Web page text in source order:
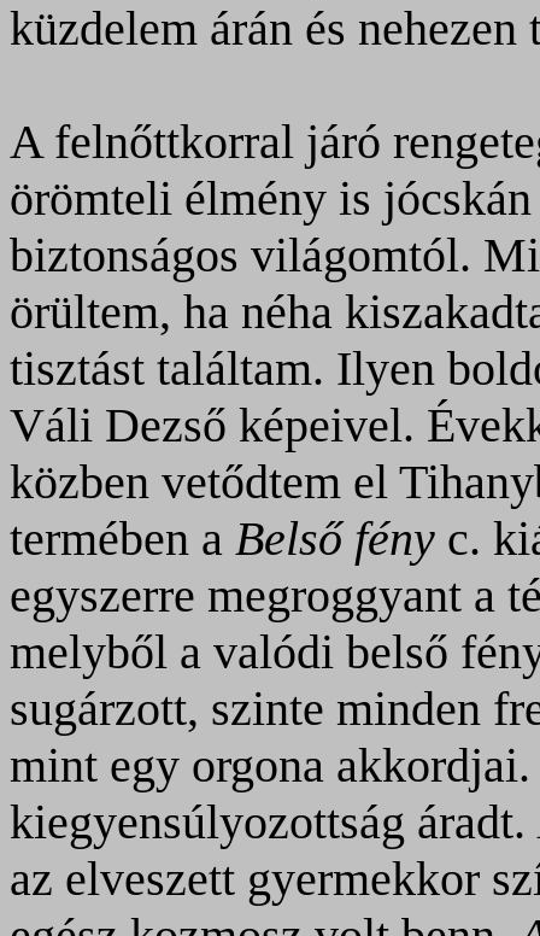
küzdelem árán és nehezen
A felnőttkorral járó
örömteli élmény is
biztonságos világomtól.
örültem, ha néha
tisztást találtam. Ilyen
Váli Dezső képeivel.
közben vetődtem el
termében a Belső fény c.
egyszerre megroggyant a
melyből a valódi belső
sugárzott, szinte minden
mint egy orgona
kiegyensúlyozottság áradt.
az elveszett gyermekkor